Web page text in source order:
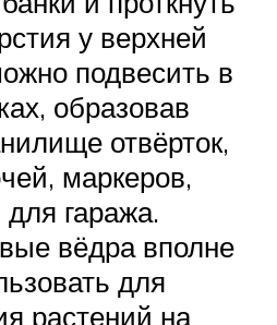
у верхней
подвесить в
образовав
отвёрток,
маркеров,
гаража.
вёдра вполне
для
растений на